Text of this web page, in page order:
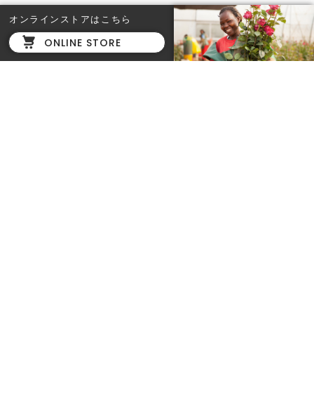
オンラインストアはこちら
ONLINE STORE
ピンク系
イエロー／オレンジ系 白系 赤系 ミックス
定期便（1輪／花束）